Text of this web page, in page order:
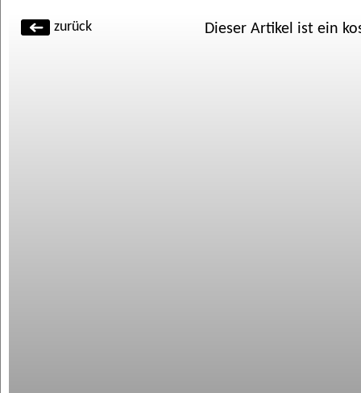
zurück Dieser Artikel ist ein